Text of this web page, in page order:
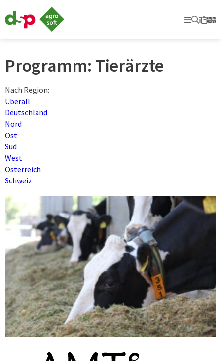
Primary
Suche
Programm: Tierärzte
Nach Region:
Überall
Deutschland
Nord
Ost
Süd
West
Österreich
Schweiz